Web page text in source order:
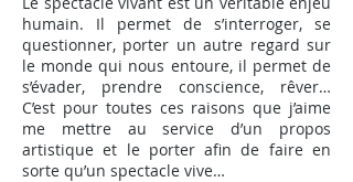
humain. Il permet de s’interroger, se
questionner, porter un autre regard sur
le monde qui nous entoure, il permet de
s’évader, prendre conscience, rêver…
C’est pour toutes ces raisons que j’aime
me mettre au service d’un propos
artistique et le porter afin de faire en
sorte qu’un spectacle vive…